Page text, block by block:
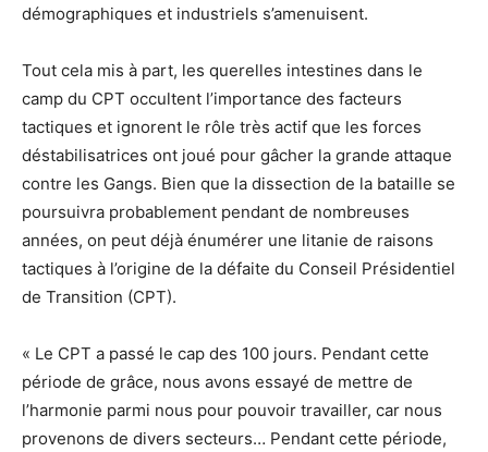
démographiques et industriels s’amenuisent.
Tout cela mis à part, les querelles intestines dans le
camp du CPT occultent l’importance des facteurs
tactiques et ignorent le rôle très actif que les forces
déstabilisatrices ont joué pour gâcher la grande attaque
contre les Gangs. Bien que la dissection de la bataille se
poursuivra probablement pendant de nombreuses
années, on peut déjà énumérer une litanie de raisons
tactiques à l’origine de la défaite du Conseil Présidentiel
de Transition (CPT).
« Le CPT a passé le cap des 100 jours. Pendant cette
période de grâce, nous avons essayé de mettre de
l’harmonie parmi nous pour pouvoir travailler, car nous
provenons de divers secteurs… Pendant cette période,